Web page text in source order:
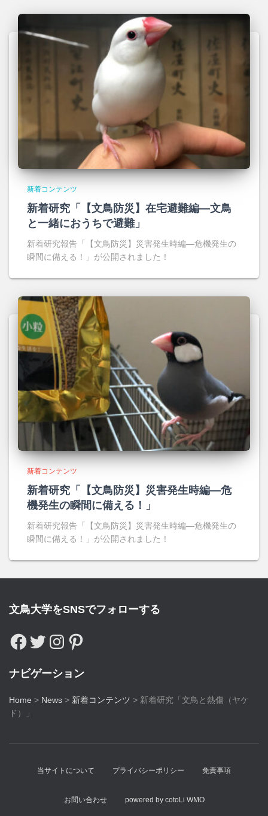
新着コンテンツ
新着研究「【文鳥防災】在宅避難編―文鳥
と一緒におうちで避難」
新着研究報告「【文鳥防災】災害発生時編―危機発生の
瞬間に備える！」が公開されました！
新着コンテンツ
新着研究「【文鳥防災】災害発生時編―危
機発生の瞬間に備える！」
新着研究報告「【文鳥防災】災害発生時編―危機発生の
瞬間に備える！」が公開されました！
文鳥大学をSNSでフォローする
ナビゲーション
Home > News > 新着コンテンツ > 新着研究「文鳥と熱傷（ヤケ
ド）」
当サイトについて プライバシーポリシー 免責事項
お問い合わせ powered by cotoLi WMO